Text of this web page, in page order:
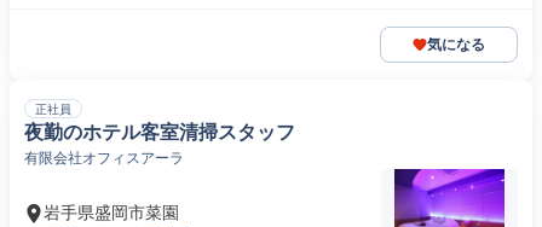
気になる
正社員
夜勤のホテル客室清掃スタッフ
有限会社オフィスアーラ
岩手県盛岡市菜園